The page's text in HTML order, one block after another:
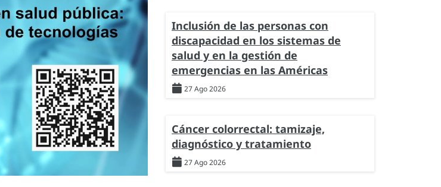
Inclusión de las personas con
discapacidad en los sistemas de
salud y en la gestión de
emergencias en las Américas
27 Ago 2026
Cáncer colorrectal: tamizaje,
diagnóstico y tratamiento
27 Ago 2026